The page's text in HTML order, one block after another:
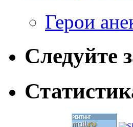
Герои
Следуйте